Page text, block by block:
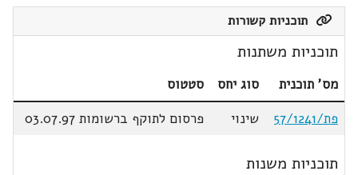
תוכניות קשורות
תוכניות משתנות
מס' תוכנית סוג יחס
סטטוס
פת/57/1241
שינוי פרסום לתוקף ברשומות 03.07.97
תוכניות משנות